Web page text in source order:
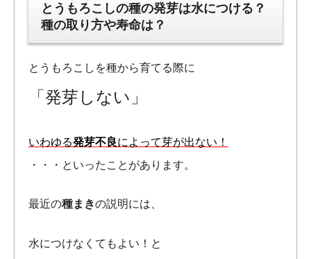
とうもろこしの種の発芽は水につける？
種の取り方や寿命は？
とうもろこしを種から育てる際に
「発芽しない」
いわゆる発芽不良によって芽が出ない！
・・・といったことがあります。
最近の種まきの説明には、
水につけなくてもよい！と